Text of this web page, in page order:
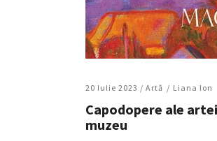
20 Iulie 2023 / Artǎ Liana Ion
Capodopere ale
muzeu